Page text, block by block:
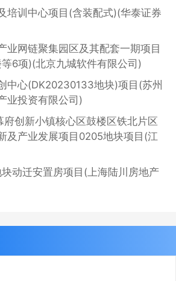
培训中心项目(含装配式)(华泰证券
业网链聚集园区及其配套一期项目
6项)(北京九城软件有限公司)
中心(DK20230133地块)项目(苏州
业投资有限公司)
府创新小镇核心区鼓楼区铁北片区
及产业发展项目0205地块项目(江
动迁安置房项目(上海陆川房地产